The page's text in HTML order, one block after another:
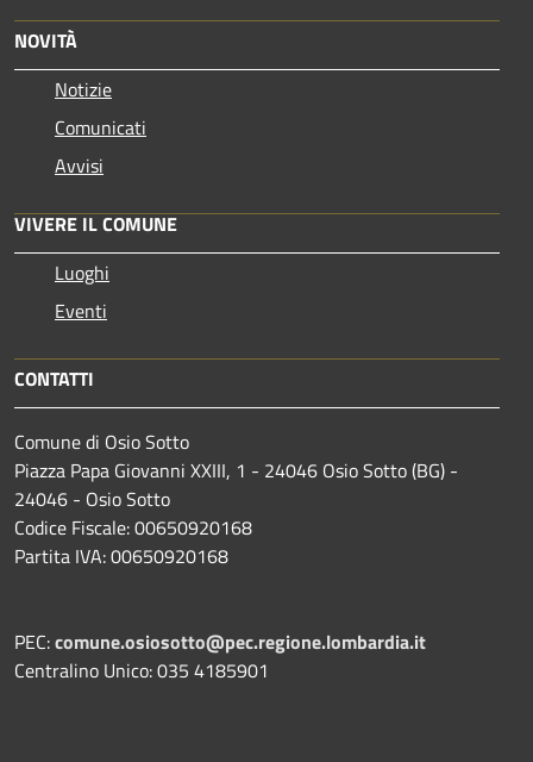
NOVITÀ
Notizie
Comunicati
Avvisi
VIVERE IL COMUNE
Luoghi
Eventi
CONTATTI
Comune di Osio Sotto
Piazza Papa Giovanni XXIII, 1 - 24046 Osio Sotto (BG) -
24046 - Osio Sotto
Codice Fiscale: 00650920168
Partita IVA: 00650920168
PEC:comune.osiosotto@pec.regione.lombardia.it
Centralino Unico: 035 4185901